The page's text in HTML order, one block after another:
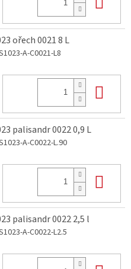
ořech 0021 8 L
A-C0021-L8
palisandr 0022 0,9 L
A-C0022-L.90
palisandr 0022 2,5 l
A-C0022-L2.5